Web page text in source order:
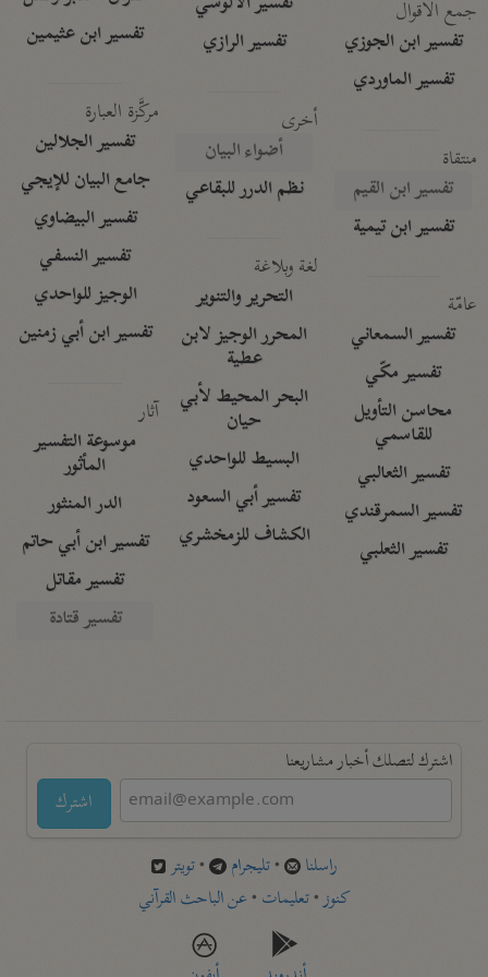
جمع الأقوال
تفسير ابن الجوزي
تفسير الماوردي
منتقاة
تفسير ابن القيم
تفسير ابن تيمية
عامّة
تفسير السمعاني
تفسير مكّي
محاسن التأويل
للقاسمي
تفسير الثعالبي
تفسير السمرقندي
تفسير الثعلبي
تفسير الرازي
أخرى
أضواء البيان
نظم الدرر للبقاعي
لغة وبلاغة
التحرير والتنوير
المحرر الوجيز لابن
عطية
البحر المحيط لأبي
حيان
البسيط للواحدي
تفسير أبي السعود
الكشاف للزمخشري
تفسير ابن عثيمين
مركَّزة العبارة
تفسير الجلالين
جامع البيان للإيجي
تفسير البيضاوي
تفسير النسفي
الوجيز للواحدي
تفسير ابن أبي زمنين
آثار
موسوعة التفسير
المأثور
الدر المنثور
تفسير ابن أبي حاتم
تفسير مقاتل
تفسير قتادة
اشترك لتصلك أخبار مشاريعنا
اشترك
راسلنا •تليجرام •تويتر
كنوز•تعليمات •عن الباحث القرآني